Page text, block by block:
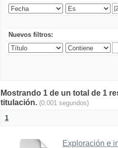
Nuevos filtros:
Mostrando 1 de un total de 1
titulación. (0.001 segundos)
1
Exploración e